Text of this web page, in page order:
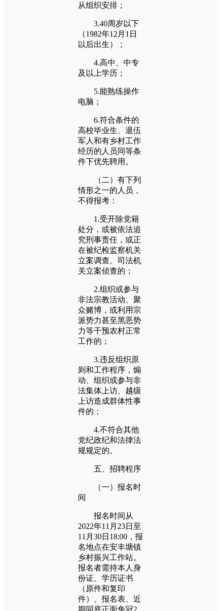
从组织安排；
3.40周岁以下
（1982年12月1日
以后出生）；
4.高中、中专
及以上学历；
5.能熟练操作
电脑；
6.符合条件的
高校毕业生、退伍
军人和有乡村工作
经历的人员同等条
件下优先聘用。
（二）有下列
情形之一的人员，
不得报考：
1.受开除党籍
处分，或被依法追
究刑事责任，或正
在被纪检监察机关
立案调查、司法机
关立案侦查的；
2.组织或参与
非法宗教活动、聚
众赌博，或利用宗
派势力甚至黑恶势
力等干预农村正常
工作的；
3.违反组织原
则和工作程序，煽
动、组织或参与非
法集体上访、越级
上访造成群体性事
件的；
4.不符合其他
党纪政纪和法律法
规规定的。
五、招聘程序
（一）报名时
间
报名时间从
2022年11月23日至
11月30日18:00，报
名地点在安丰塘镇
乡村振兴工作站。
报名者需持本人身
份证、学历证书
（原件和复印
件）、报名表、近
期同底正面免冠2